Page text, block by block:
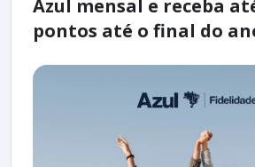
Azul mensal e receba
pontos até o final do